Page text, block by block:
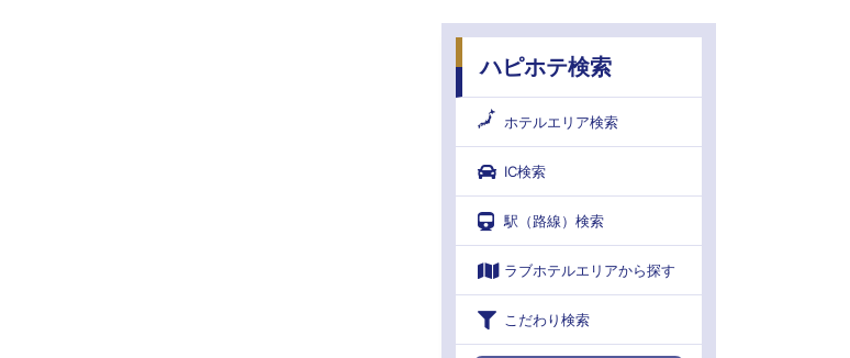
ハピホテ検索
ホテルエリア検索
IC検索
駅（路線）検索
ラブホテルエリアから探す
こだわり検索